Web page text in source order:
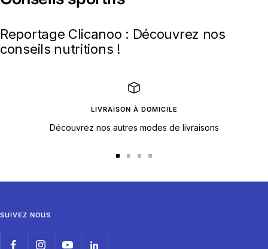
Reportage Clicanoo : Découvrez nos
conseils nutritions !
LIVRAISON À DOMICILE
Découvrez nos autres modes de livraisons
SUIVEZ NOUS